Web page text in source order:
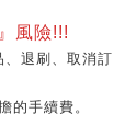
風險!!!
退刷、取消訂
的手續費。